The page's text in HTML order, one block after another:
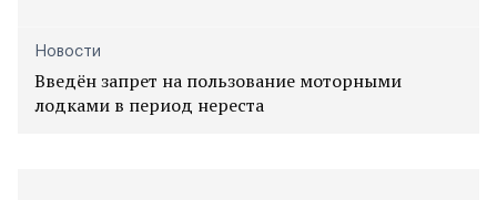
Новости
Введён запрет на пользование моторными
лодками в период нереста